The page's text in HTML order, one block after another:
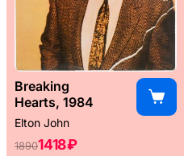
Breaking
Hearts, 1984
Elton John
18901418 ₽